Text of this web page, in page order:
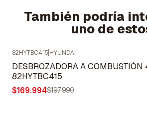
También podría
uno de
-14%OFF
Agotado
82HYTBC415 HYUNDAI
DESBROZADORA A
82HYTBC415
$169.994$197.990